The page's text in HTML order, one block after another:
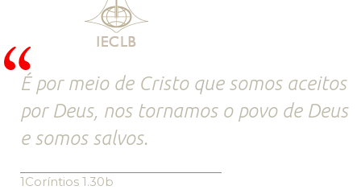
É por meio de Cristo que somos aceitos
por Deus, nos tornamos o povo de Deus
e somos salvos.
1Coríntios 1.30b